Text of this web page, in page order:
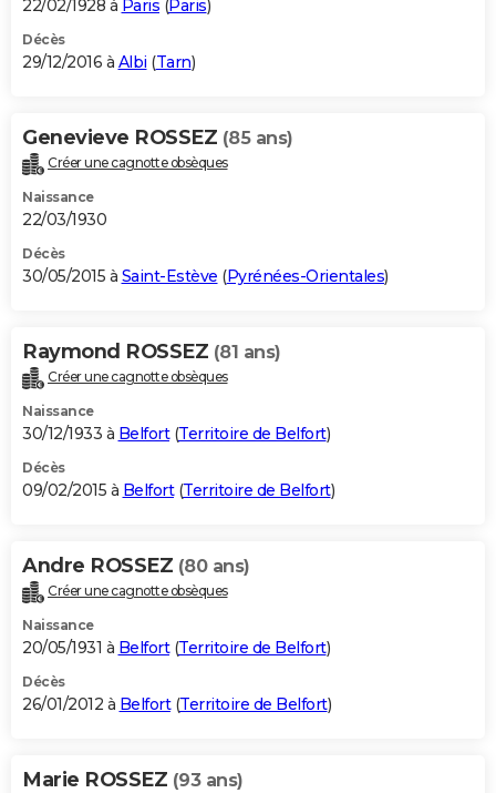
22/02/1928 à Paris (Paris)
Décès
29/12/2016 à Albi (Tarn)
Genevieve ROSSEZ (85 ans)
Créer une cagnotte obsèques
Naissance
22/03/1930
Décès
30/05/2015 à Saint-Estève (Pyrénées-Orientales)
Raymond ROSSEZ (81 ans)
Créer une cagnotte obsèques
Naissance
30/12/1933 à Belfort(Territoire de Belfort)
Décès
09/02/2015 à Belfort(Territoire de Belfort)
Andre ROSSEZ (80 ans)
Créer une cagnotte obsèques
Naissance
20/05/1931 à Belfort(Territoire de Belfort)
Décès
26/01/2012 à Belfort(Territoire de Belfort)
Marie ROSSEZ (93 ans)